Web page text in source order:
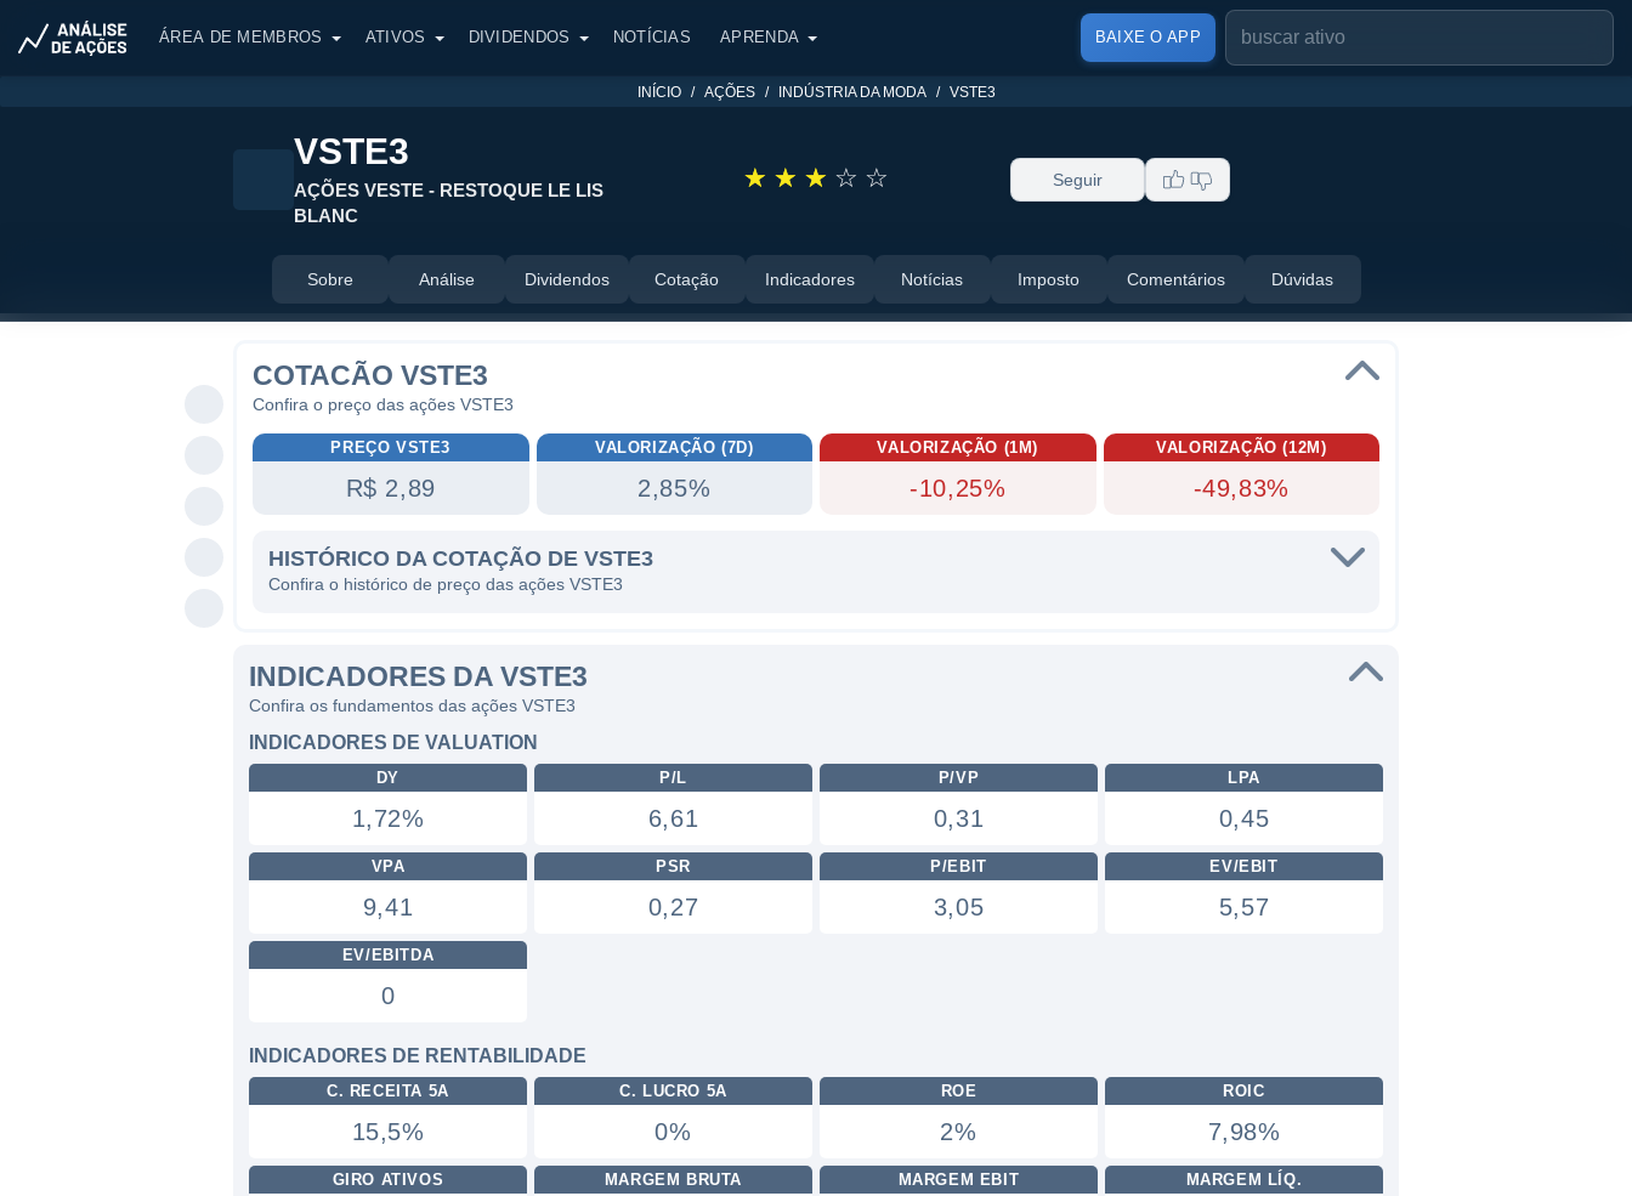
ÁREA DE MEMBROS ATIVOS DIVIDENDOS NOTÍCIAS APRENDA BAIXE O APP
INÍCIO AÇÕES INDÚSTRIA DA MODA VSTE3
VSTE3
AÇÕES VESTE - RESTOQUE LE LIS
BLANC
☆ ☆ ☆ ☆ ☆ Seguir
Sobre Análise Dividendos Cotação Indicadores Notícias Imposto Comentários Dúvidas
COTACÃO VSTE3
Confira o preço das ações VSTE3
PREÇO VSTE3
R$ 2,89
VALORIZAÇÃO (7D)
2,85%
VALORIZAÇÃO (1M)
-10,25%
VALORIZAÇÃO (12M)
-49,83%
HISTÓRICO DA COTAÇÃO DE VSTE3
Confira o histórico de preço das ações VSTE3
INDICADORES DA VSTE3
Confira os fundamentos das ações VSTE3
INDICADORES DE VALUATION
DY
1,72%
P/L
6,61
P/VP
0,31
LPA
0,45
VPA
9,41
PSR
0,27
P/EBIT
3,05
EV/EBIT
5,57
EV/EBITDA
0
INDICADORES DE RENTABILIDADE
C. RECEITA 5A
15,5%
C. LUCRO 5A
0%
ROE
2%
ROIC
7,98%
GIRO ATIVOS MARGEM BRUTA MARGEM EBIT MARGEM LÍQ.